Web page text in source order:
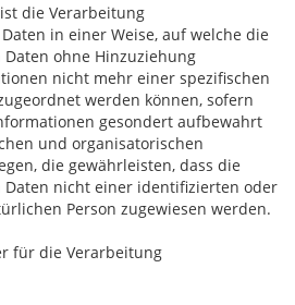
die Verarbeitung
in einer Weise, auf welche die
ohne Hinzuziehung
nicht mehr einer spezifischen
werden können, sofern
gesondert aufbewahrt
und organisatorischen
die gewährleisten, dass die
Daten nicht einer identifizierten oder
Person zugewiesen werden.
für die Verarbeitung